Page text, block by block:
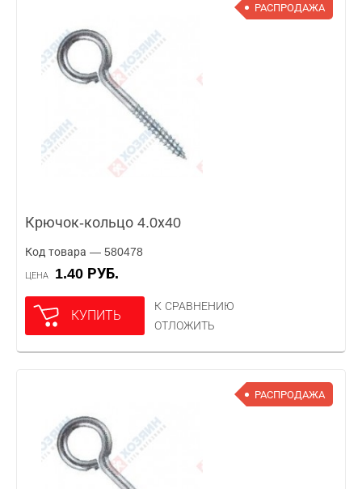
РАСПРОДАЖА
Крючок-кольцо 4.0х40
Код товара — 580478
ЦЕНА 1.40 РУБ.
КУПИТЬ
К СРАВНЕНИЮ
ОТЛОЖИТЬ
РАСПРОДАЖА